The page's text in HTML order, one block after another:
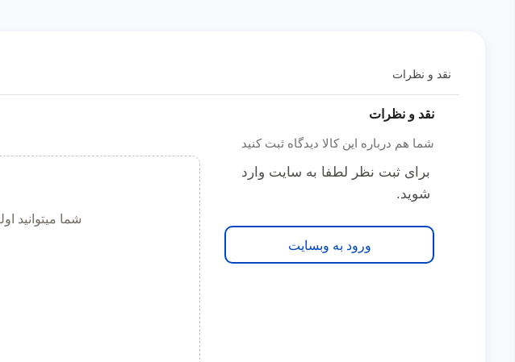
نقد و نظرات
نقد و نظرات
شما هم درباره این کالا دیدگاه ثبت کنید
برای ثبت نظر لطفا به سایت وارد
شوید.
ورود به وبسایت
شما میتوانید